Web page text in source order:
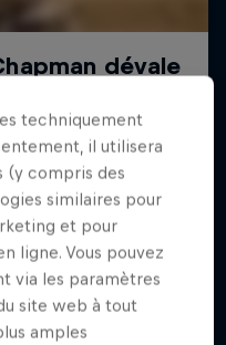
techniquement
il utilisera
(y compris des
similaires pour
et pour
ligne. Vous pouvez
via les paramètres
site web à tout
amples